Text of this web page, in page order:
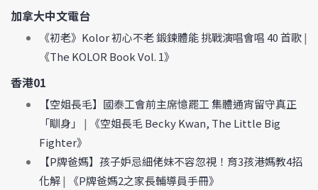
加拿大中文電台
《初老》Kolor 初心不老 鍛鍊體能 挑戰演唱會唱 40 首歌|
《The KOLOR Book Vol. 1》
香港01
【空姐長毛】國泰工會前主席憶罷工 集體通宵留守真正
「瞓身」
|
《空姐長毛 Becky Kwan, The Little Big
Fighter》
【P牌爸媽】孩子妒忌細佬妹不容忽視！育3孩港媽教4招
化解|
《P牌爸媽2之家長輔導員手冊》